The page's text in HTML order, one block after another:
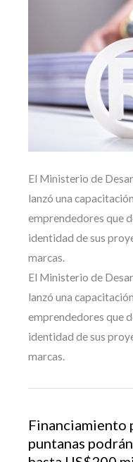
El Ministerio de
lanzó una
emprendedores que
identidad de sus
marcas.
El Ministerio de
lanzó una
emprendedores que
identidad de sus
marcas.
Financiamiento
puntanas